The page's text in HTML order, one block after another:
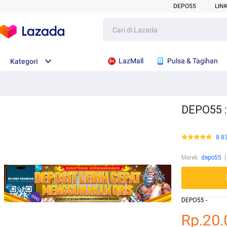
DEPO55
Kategori LazMall Pulsa & Tagihan
Merek: depo55
DEPO55 -